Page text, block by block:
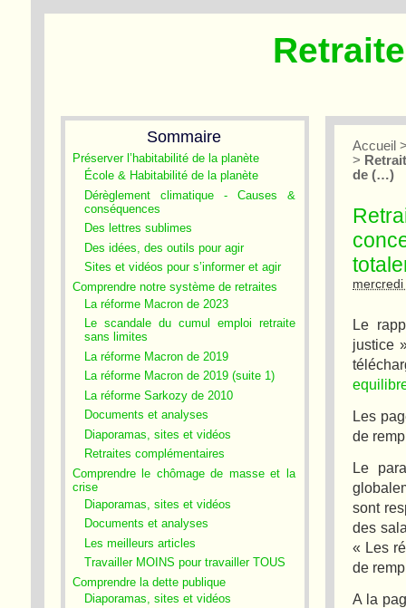
Sommaire
Préserver l’habitabilité de la planète
École & Habitabilité de la planète
Dérèglement climatique - Causes &
conséquences
Des lettres sublimes
Des idées, des outils pour agir
Sites et vidéos pour s’informer et agir
Comprendre notre système de retraites
La réforme Macron de 2023
Le scandale du cumul emploi retraite
sans limites
La réforme Macron de 2019
La réforme Macron de 2019 (suite 1)
La réforme Sarkozy de 2010
Documents et analyses
Diaporamas, sites et vidéos
Retraites complémentaires
Comprendre le chômage de masse et la
crise
Diaporamas, sites et vidéos
Documents et analyses
Les meilleurs articles
Travailler MOINS pour travailler TOUS
Comprendre la dette publique
Diaporamas, sites et vidéos
Accueil
>
de (…)
Le
justice
Les
de
Le
sont
des
« Les
de
A la